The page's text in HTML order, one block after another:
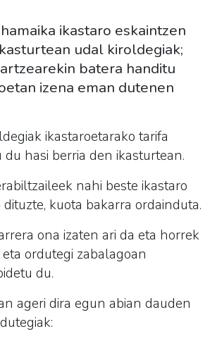
ikastaro eskaintzen
udal kiroldegiak;
batera handitu
izena eman dutenen
ikastaroetarako tarifa
hasi berria den ikasturtean.
nahi beste ikastaro
kuota bakarra ordainduta.
ona izaten ari da eta horrek
ordutegi zabalagoan
du.
ageri dira egun abian dauden